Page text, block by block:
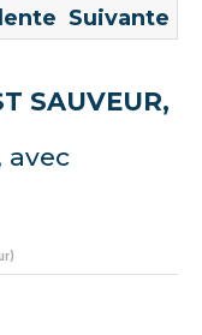
Suivante
SAUVEUR,
avec